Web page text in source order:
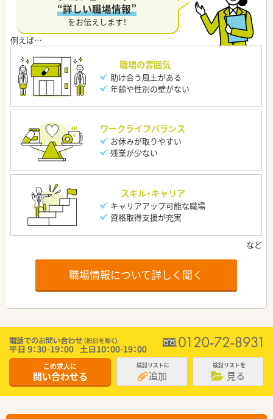
“詳しい職場情報”
をお伝えします！
職場の雰囲気
助け合う風土がある
年齢や性別の壁がない
ワークライフバランス
お休みが取りやすい
残業が少ない
スキル・キャリア
キャリアアップ可能な職場
資格取得支援が充実
職場情報について詳しく聞く
この求人に
問い合わせる
検討リストに
追加
検討リストを
見る